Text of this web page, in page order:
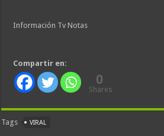
Información Tv Notas
Compartir en:
0
Shares
Tags VIRAL